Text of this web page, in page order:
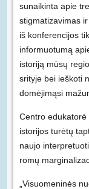
sunaikinta apie
stigmatizavimas
iš konferencijos
informuotumą
istoriją mūsų
srityje bei ieškoti
domėjimąsi
Centro edukatorė
istorijos turėtų
naujo
romų
„Visuomeninės